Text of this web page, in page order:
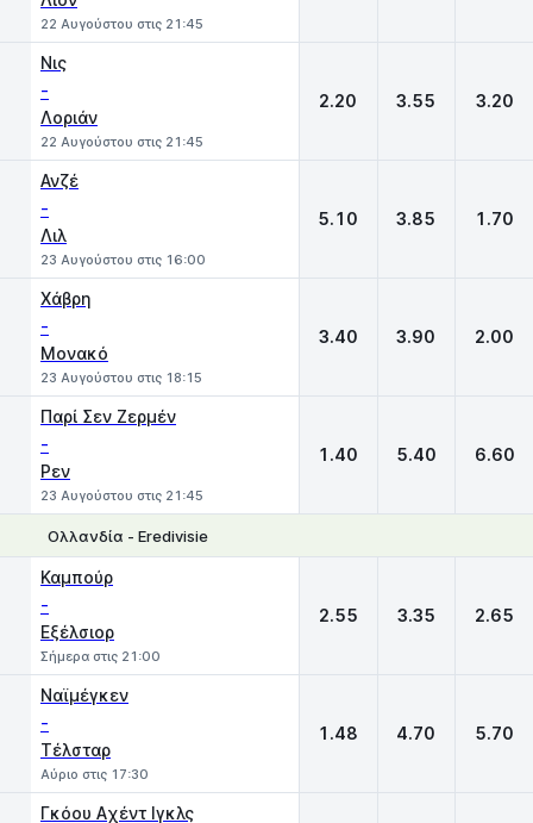
22 Αυγούστου στις 21:45
Νις
-
Λοριάν
22 Αυγούστου στις 21:45
2.20 3.55 3.20
Ανζέ
-
Λιλ
23 Αυγούστου στις 16:00
5.10 3.85 1.70
Χάβρη
-
Μονακό
23 Αυγούστου στις 18:15
3.40 3.90 2.00
Παρί Σεν Ζερμέν
-
Ρεν
23 Αυγούστου στις 21:45
1.40 5.40 6.60
Ολλανδία - Eredivisie
Καμπούρ
-
Εξέλσιορ
Σήμερα στις 21:00
2.55 3.35 2.65
Ναϊμέγκεν
-
Τέλσταρ
Αύριο στις 17:30
1.48 4.70 5.70
Γκόου Aχέντ Ιγκλς